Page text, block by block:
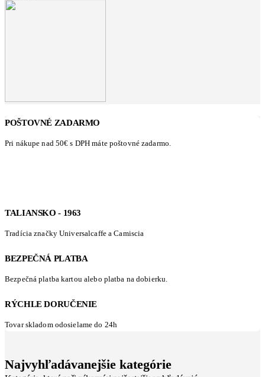
POŠTOVNÉ ZADARMO
Pri nákupe nad 50€ s DPH máte poštovné zadarmo.
TALIANSKO - 1963
Tradícia značky Universalcaffe a Camiscia
BEZPEČNÁ PLATBA
Bezpečná platba kartou alebo platba na dobierku.
RÝCHLE DORUČENIE
Tovar skladom odosielame do 24h
Najvyhľadávanejšie kategórie